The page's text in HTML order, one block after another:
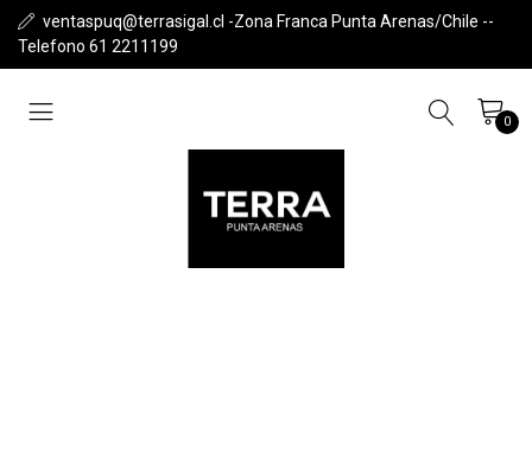
ventaspuq@terrasigal.cl -Zona Franca Punta Arenas/Chile --
Telefono 61 2211199
0